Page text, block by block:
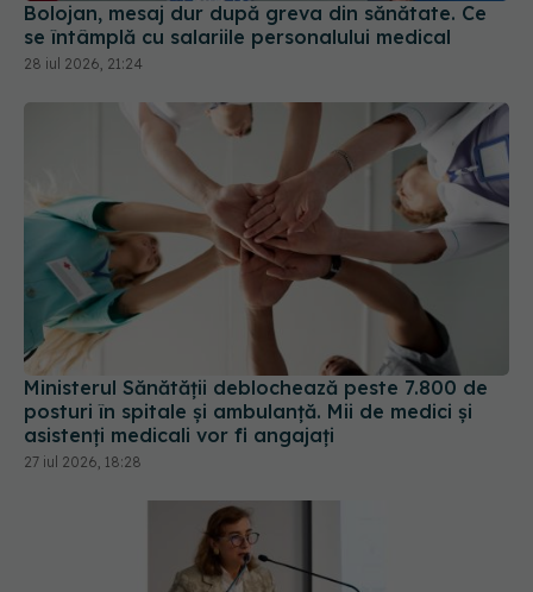
Bolojan, mesaj dur după greva din sănătate. Ce
se întâmplă cu salariile personalului medical
28 iul 2026, 21:24
Ministerul Sănătății deblochează peste 7.800 de
posturi în spitale și ambulanță. Mii de medici și
asistenți medicali vor fi angajați
27 iul 2026, 18:28